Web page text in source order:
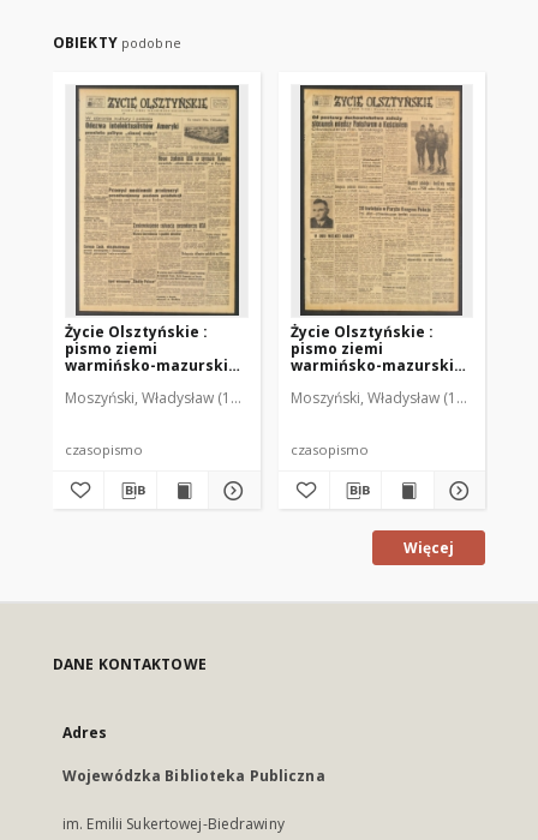
OBIEKTY podobne
Życie Olsztyńskie :
pismo ziemi
warmińsko-mazurskiej,
Moszyński, Władysław (1922-2001). Red. Mroczkowski, Włodzimierz
czasopismo
Życie Olsztyńskie :
pismo ziemi
warmińsko-mazurskiej,
Moszyński, Władysław (1922-2001).
czasopismo
Więcej
DANE KONTAKTOWE
Adres
Wojewódzka Biblioteka Publiczna
im. Emilii Sukertowej-Biedrawiny